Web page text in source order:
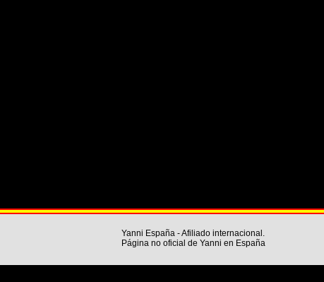
Yanni España - Afiliado internacional.
Página no oficial de Yanni en España